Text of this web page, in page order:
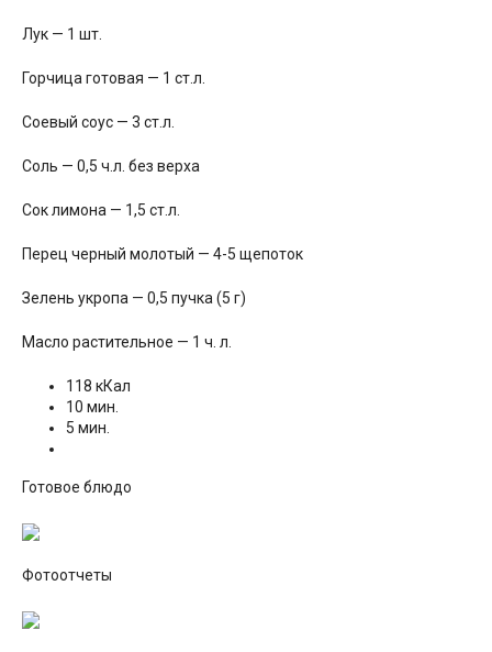
Лук — 1 шт.
Горчица готовая — 1 ст.л.
Соевый соус — 3 ст.л.
Соль — 0,5 ч.л. без верха
Сок лимона — 1,5 ст.л.
Перец черный молотый — 4-5 щепоток
Зелень укропа — 0,5 пучка (5 г)
Масло растительное — 1 ч. л.
118 кКал
10 мин.
5 мин.
Готовое блюдо
Фотоотчеты